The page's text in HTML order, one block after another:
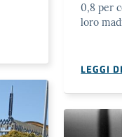
0,8 per
loro
LEGGI